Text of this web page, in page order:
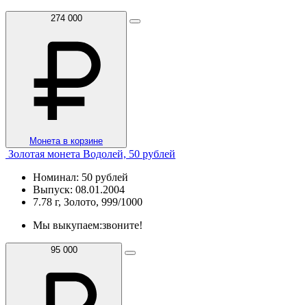
274 000
Монета в корзине
Золотая монета Водолей, 50 рублей
Номинал: 50 рублей
Выпуск: 08.01.2004
7.78 г, Золото, 999/1000
Мы выкупаем:звоните!
95 000